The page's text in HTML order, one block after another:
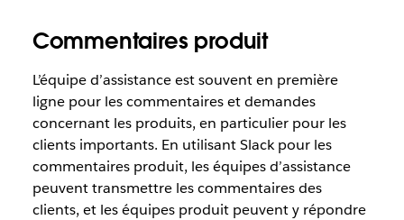
Commentaires produit
L’équipe d’assistance est souvent en première
ligne pour les commentaires et demandes
concernant les produits, en particulier pour les
clients importants. En utilisant Slack pour les
commentaires produit, les équipes d’assistance
peuvent transmettre les commentaires des
clients, et les équipes produit peuvent y répondre